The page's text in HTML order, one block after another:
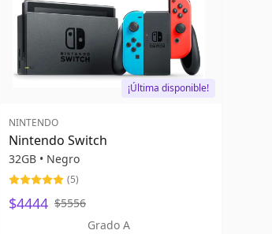
¡Última disponible!
NINTENDO
Nintendo Switch
32GB • Negro
(5)
$4444 $5556
Grado A